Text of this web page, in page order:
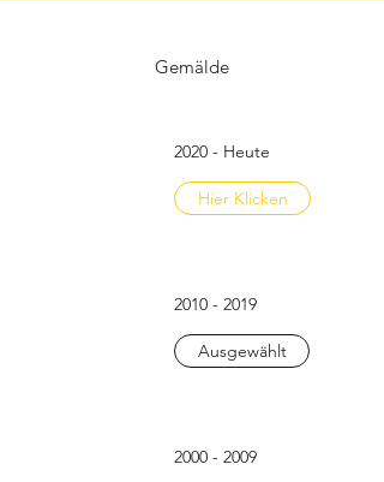
Gemälde
2020 - Heute
Hier Klicken
2010 - 2019
Ausgewählt
2000 - 2009